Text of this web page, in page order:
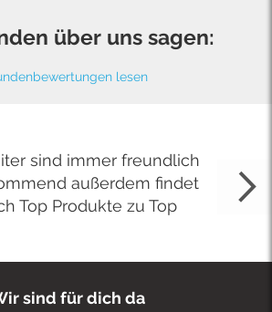
über uns sagen:
lesen
sind immer freundlich
außerdem findet
Top Produkte zu Top
sind für dich da